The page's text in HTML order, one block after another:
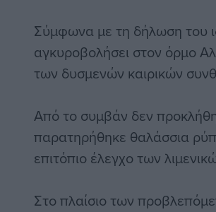
Σύμφωνα με τη δήλωση του
αγκυροβολήσει στον όρμο
των δυσμενών καιρικών
Από το συμβάν δεν
παρατηρήθηκε θαλάσσια
επιτόπιο έλεγχο των
Στο πλαίσιο των